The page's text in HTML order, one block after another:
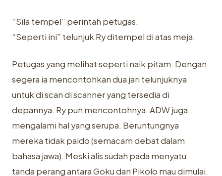
“Sila tempel” perintah petugas.
“Seperti ini” telunjuk Ry ditempel di atas meja.
Petugas yang melihat seperti naik pitam. Dengan
segera ia mencontohkan dua jari telunjuknya
untuk di scan di scanner yang tersedia di
depannya. Ry pun mencontohnya. ADW juga
mengalami hal yang serupa. Beruntungnya
mereka tidak paido (semacam debat dalam
bahasa jawa). Meski alis sudah pada menyatu
tanda perang antara Goku dan Pikolo mau dimulai.